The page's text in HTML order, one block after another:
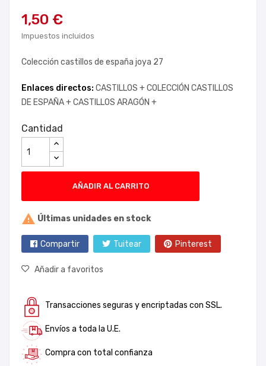
1,50 €
Impuestos incluidos
Colección castillos de españa joya 27
Enlaces directos: CASTILLOS +COLECCIÓN CASTILLOS
DE ESPAÑA +CASTILLOS ARAGÓN +
Cantidad
AÑADIR AL CARRITO
 Últimas unidades en stock
Compartir Tuitear Pinterest
Añadir a favoritos
Transacciones seguras y encriptadas con SSL.
Envíos a toda la U.E.
Compra con total confianza